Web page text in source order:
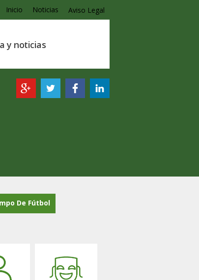
Inicio Noticias Aviso Legal
y noticias
De Fútbol